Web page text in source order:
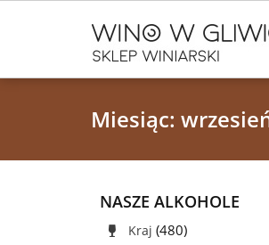
Miesiąc:
NASZE ALKOHOLE
Kraj (480)